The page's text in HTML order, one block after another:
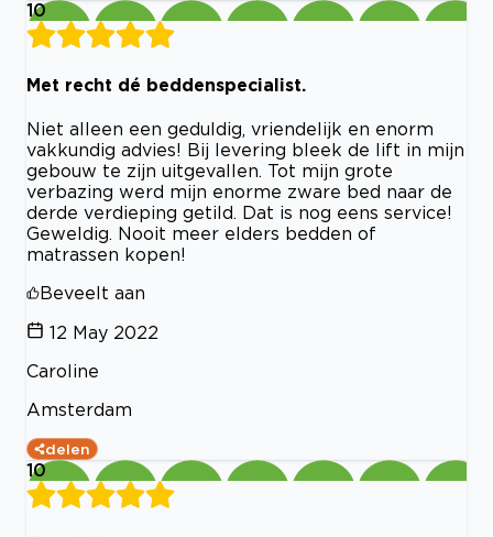
10
Met recht dé beddenspecialist.
Niet alleen een geduldig, vriendelijk en enorm
vakkundig advies! Bij levering bleek de lift in mijn
gebouw te zijn uitgevallen. Tot mijn grote
verbazing werd mijn enorme zware bed naar de
derde verdieping getild. Dat is nog eens service!
Geweldig. Nooit meer elders bedden of
matrassen kopen!
Beveelt aan
12 May 2022
Caroline
Amsterdam
delen
10